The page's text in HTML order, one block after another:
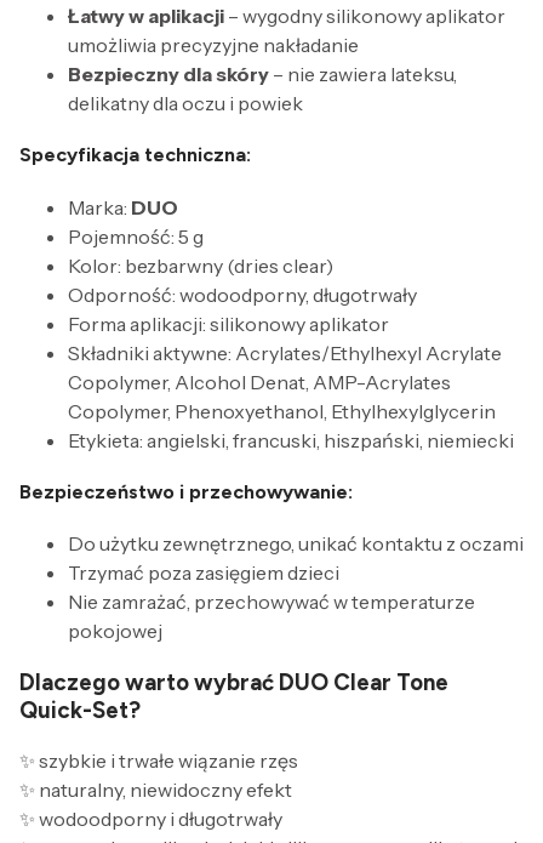
Łatwy w aplikacji – wygodny silikonowy aplikator
umożliwia precyzyjne nakładanie
Bezpieczny dla skóry – nie zawiera lateksu,
delikatny dla oczu i powiek
Specyfikacja techniczna:
Marka: DUO
Pojemność: 5 g
Kolor: bezbarwny (dries clear)
Odporność: wodoodporny, długotrwały
Forma aplikacji: silikonowy aplikator
Składniki aktywne: Acrylates/Ethylhexyl Acrylate
Copolymer, Alcohol Denat, AMP-Acrylates
Copolymer, Phenoxyethanol, Ethylhexylglycerin
Etykieta: angielski, francuski, hiszpański, niemiecki
Bezpieczeństwo i przechowywanie:
Do użytku zewnętrznego, unikać kontaktu z oczami
Trzymać poza zasięgiem dzieci
Nie zamrażać, przechowywać w temperaturze
pokojowej
Dlaczego warto wybrać DUO Clear Tone
Quick-Set?
✨ szybkie i trwałe wiązanie rzęs
✨ naturalny, niewidoczny efekt
✨ wodoodporny i długotrwały